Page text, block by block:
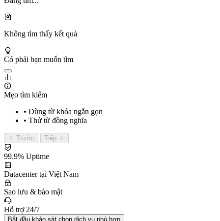
Không tìm thấy kết quả
Có phải bạn muốn tìm
Mẹo tìm kiếm
• Dùng từ khóa ngắn gọn
• Thử từ đồng nghĩa
Trước Tiếp
99.9% Uptime
Datacenter tại Việt Nam
Sao lưu & bảo mật
Hỗ trợ 24/7
Bắt đầu khảo sát chọn dịch vụ phù hợp